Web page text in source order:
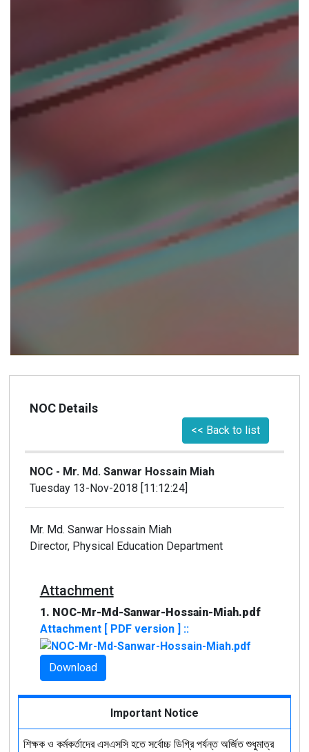
NOC Details
<< Back to list
NOC - Mr. Md. Sanwar Hossain Miah
Tuesday 13-Nov-2018 [11:12:24]
Mr. Md. Sanwar Hossain Miah
Director, Physical Education Department
Attachment
1. NOC-Mr-Md-Sanwar-Hossain-Miah.pdf
Attachment [ PDF version ] ::
Download
Important Notice
শিক্ষক ও কর্মকর্তাদের এসএসসি হতে সর্বোচ্চ ডিগ্রি পর্যন্ত অর্জিত শুধুমাত্র